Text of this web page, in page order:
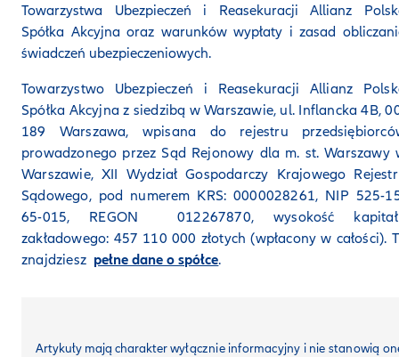
Towarzystwa Ubezpieczeń i Reasekuracji Allianz
Spółka Akcyjna oraz warunków wypłaty i zasad
świadczeń ubezpieczeniowych.
Towarzystwo Ubezpieczeń i Reasekuracji Allianz
Spółka Akcyjna z siedzibą w Warszawie, ul. Inflancka 4B,
189 Warszawa, wpisana do rejestru
prowadzonego przez Sąd Rejonowy dla m. st. Warszawy
Warszawie, XII Wydział Gospodarczy Krajowego
Sądowego, pod numerem KRS: 0000028261, NIP 525-
65-015, REGON 012267870, wysokość
zakładowego: 457 110 000 złotych (wpłacony w całości).
znajdziesz pełne dane o spółce.
Artykuły mają charakterwyłącznie informacyjny i nie stanowią